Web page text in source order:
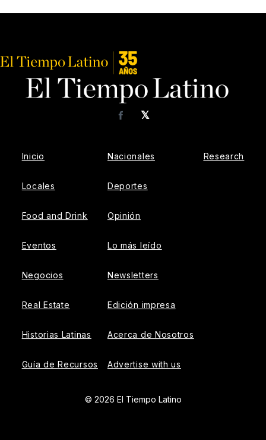
𝕏
Facebook
Inicio
Locales
Food and Drink
Eventos
Negocios
Real Estate
Historias Latinas
Guía de Recursos
Nacionales
Deportes
Opinión
Lo más leído
Newsletters
Edición impresa
Acerca de Nosotros
Advertise with us
Research
© 2026 El Tiempo Latino